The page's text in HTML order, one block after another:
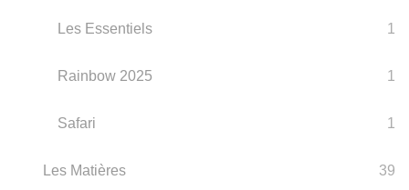
Les Essentiels 1
Rainbow 2025 1
Safari 1
Les Matières 39